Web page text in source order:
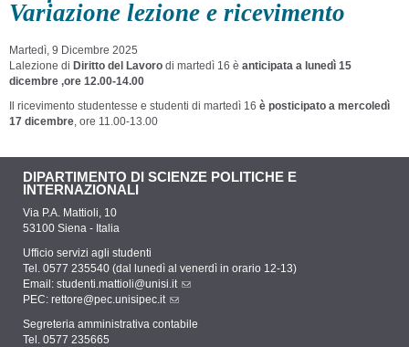
Variazione lezione e ricevimento
Martedì, 9 Dicembre 2025
Lalezione di Diritto del Lavoro di martedì 16 è anticipata a lunedì 15
dicembre ,ore 12.00-14.00
Il ricevimento studentesse e studenti di martedì 16 è posticipato a mercoledì
17 dicembre , ore 11.00-13.00
DIPARTIMENTO DI SCIENZE POLITICHE E
INTERNAZIONALI
Via P.A. Mattioli, 10
53100 Siena - Italia
Ufficio servizi agli studenti
Tel. 0577 235540 (dal lunedì al venerdì in orario 12-13)
Email: studenti.mattioli@unisi.it
PEC: rettore@pec.unisipec.it
Segreteria amministrativa contabile
Tel. 0577 235665